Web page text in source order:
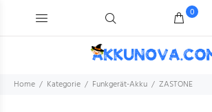
0
Home Kategorie Funkgerät-Akku ZASTONE